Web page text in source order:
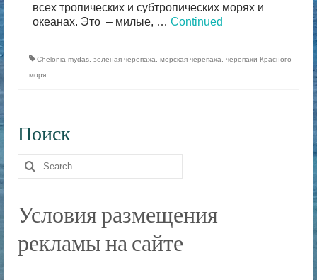
всех тропических и субтропических морях и
океанах. Это – милые, … Continued
Chelonia mydas зелёная черепаха морская черепаха
черепахи Красного
моря
Поиск
Search
for:
Условия размещения
рекламы на сайте